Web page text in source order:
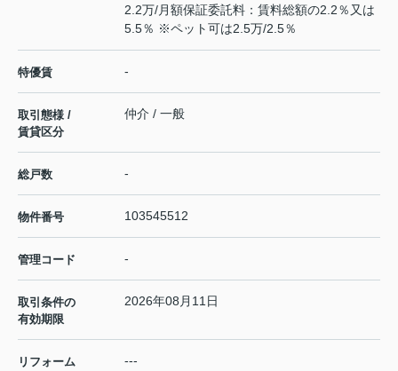
2.2万/月額保証委託料：賃料総額の2.2％又は
5.5％ ※ペット可は2.5万/2.5％
特優賃 -
取引態様 /
賃貸区分
仲介 / 一般
総戸数 -
物件番号 103545512
管理コード -
取引条件の
有効期限
2026年08月11日
リフォーム ---